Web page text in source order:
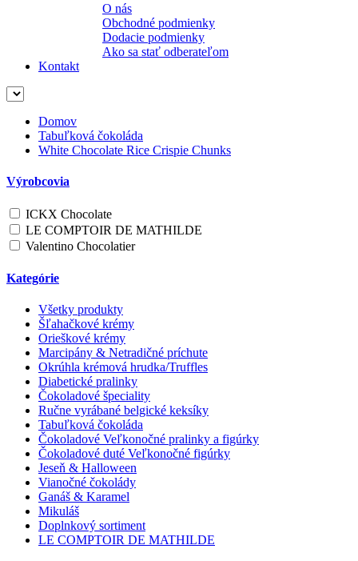
O nás
Obchodné podmienky
Dodacie podmienky
Ako sa stať odberateľom
Kontakt
Domov
Tabuľková čokoláda
White Chocolate Rice Crispie Chunks
Výrobcovia
ICKX Chocolate
LE COMPTOIR DE MATHILDE
Valentino Chocolatier
Kategórie
Všetky produkty
Šľahačkové krémy
Orieškové krémy
Marcipány & Netradičné príchute
Okrúhla krémová hrudka/Truffles
Diabetické pralinky
Čokoladové špeciality
Ručne vyrábané belgické keksíky
Tabuľková čokoláda
Čokoladové Veľkonočné pralinky a figúrky
Čokoladové duté Veľkonočné figúrky
Jeseň & Halloween
Vianočné čokolády
Ganáš & Karamel
Mikuláš
Doplnkový sortiment
LE COMPTOIR DE MATHILDE